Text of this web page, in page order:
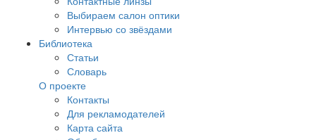
Выбираем салон оптики
Интервью со звёздами
Библиотека
Статьи
Словарь
О проекте
Контакты
Для рекламодателей
Карта сайта